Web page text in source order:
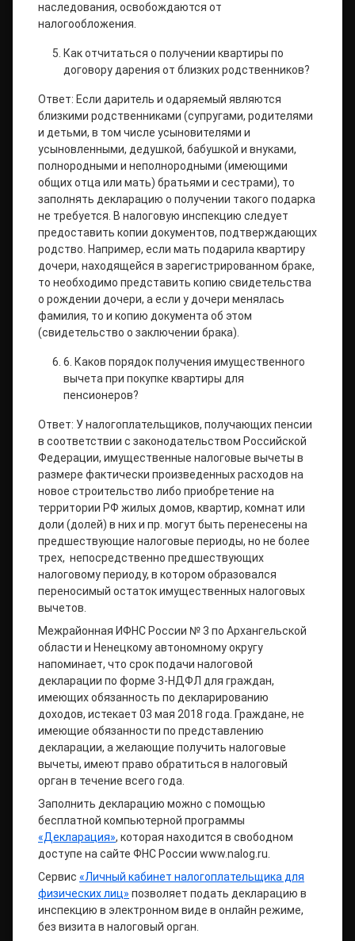
наследования, освобождаются от
налогообложения.
Как отчитаться о получении квартиры по
договору дарения от близких родственников?
Ответ: Если даритель и одаряемый являются
близкими родственниками (супругами, родителями
и детьми, в том числе усыновителями и
усыновленными, дедушкой, бабушкой и внуками,
полнородными и неполнородными (имеющими
общих отца или мать) братьями и сестрами), то
заполнять декларацию о получении такого подарка
не требуется. В налоговую инспекцию следует
предоставить копии документов, подтверждающих
родство. Например, если мать подарила квартиру
дочери, находящейся в зарегистрированном браке,
то необходимо представить копию свидетельства
о рождении дочери, а если у дочери менялась
фамилия, то и копию документа об этом
(свидетельство о заключении брака).
6. Каков порядок получения имущественного
вычета при покупке квартиры для
пенсионеров?
Ответ: У налогоплательщиков, получающих пенсии
в соответствии с законодательством Российской
Федерации, имущественные налоговые вычеты в
размере фактически произведенных расходов на
новое строительство либо приобретение на
территории РФ жилых домов, квартир, комнат или
доли (долей) в них и пр. могут быть перенесены на
предшествующие налоговые периоды, но не более
трех, непосредственно предшествующих
налоговому периоду, в котором образовался
переносимый остаток имущественных налоговых
вычетов.
Межрайонная ИФНС России № 3 по Архангельской
области и Ненецкому автономному округу
напоминает, что срок подачи налоговой
декларации по форме 3-НДФЛ для граждан,
имеющих обязанность по декларированию
доходов, истекает 03 мая 2018 года. Граждане, не
имеющие обязанности по представлению
декларации, а желающие получить налоговые
вычеты, имеют право обратиться в налоговый
орган в течение всего года.
Заполнить декларацию можно с помощью
бесплатной компьютерной программы
«Декларация», которая находится в свободном
доступе на сайте ФНС России www.nalog.ru.
Сервис «Личный кабинет налогоплательщика для
физических лиц» позволяет подать декларацию в
инспекцию в электронном виде в онлайн режиме,
без визита в налоговый орган.